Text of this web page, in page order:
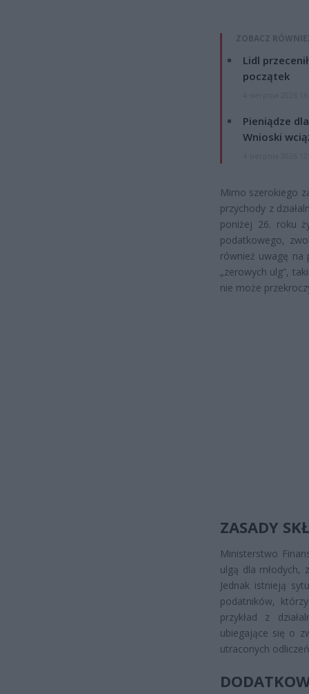
ZOBACZ
Lidl
początek
Pieniądze
Wnioski
Mimo szerokiego
przychody z
poniżej 26. roku
podatkowego,
również uwagę na
„zerowych ulg”,
nie może
ZASADY
Ministerstwo
ulgą dla młodych,
Jednak istnieją
podatników,
przykład z
ubiegające się o
utraconych